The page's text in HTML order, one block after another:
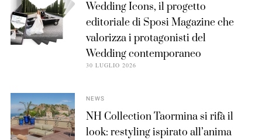
Wedding Icons, il progetto
editoriale di Sposi Magazine che
valorizza i protagonisti del
Wedding contemporaneo
30 LUGLIO 2026
NEWS
NH Collection Taormina si rifà il
look: restyling ispirato all’anima